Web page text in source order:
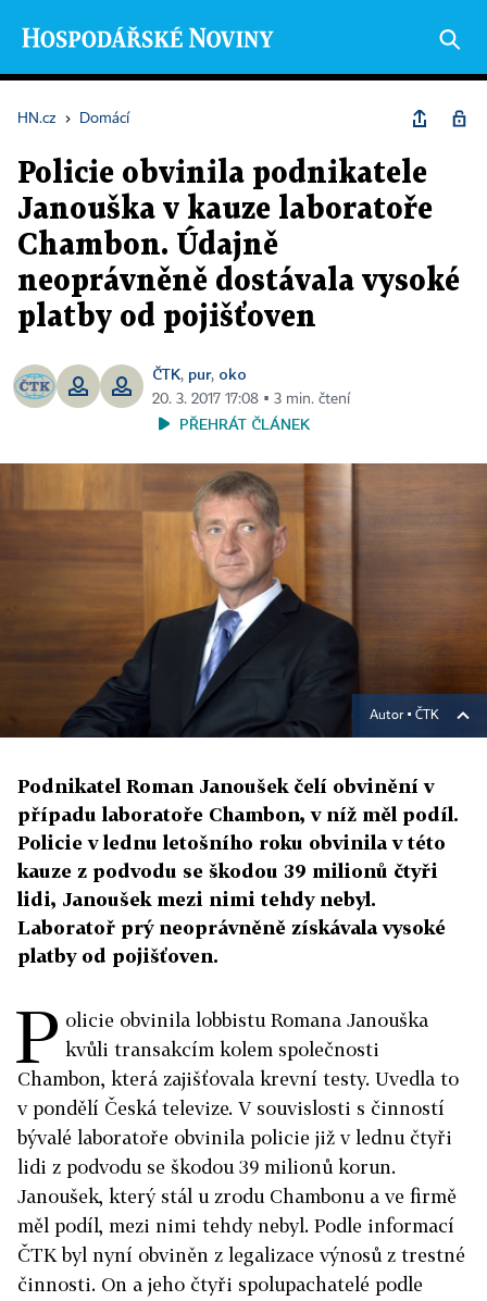
HN.cz › Domácí
Policie obvinila podnikatele
Janouška v kauze laboratoře
Chambon. Údajně
neoprávněně dostávala vysoké
platby od pojišťoven
ČTK, pur, oko
20. 3. 2017 17:08 ▪ 3 min. čtení
PŘEHRÁT ČLÁNEK
Autor ▪ ČTK
Podnikatel Roman Janoušek čelí obvinění v
případu laboratoře Chambon, v níž měl podíl.
Policie v lednu letošního roku obvinila v této
kauze z podvodu se škodou 39 milionů čtyři
lidi, Janoušek mezi nimi tehdy nebyl.
Laboratoř prý neoprávněně získávala vysoké
platby od pojišťoven.
P olicie obvinila lobbistu Romana Janouška
kvůli transakcím kolem společnosti
Chambon, která zajišťovala krevní testy. Uvedla to
v pondělí Česká televize. V souvislosti s činností
bývalé laboratoře obvinila policie již v lednu čtyři
lidi z podvodu se škodou 39 milionů korun.
Janoušek, který stál u zrodu Chambonu a ve firmě
měl podíl, mezi nimi tehdy nebyl. Podle informací
ČTK byl nyní obviněn z legalizace výnosů z trestné
činnosti. On a jeho čtyři spolupachatelé podle